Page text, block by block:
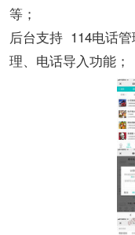
等；
后台支持 114电话
理、电话导入功能；